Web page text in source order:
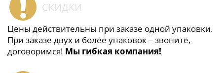
СКИДКИ
Цены действительны при заказе одной упаковки.
При заказе двух и более упаковок – звоните,
договоримся! Мы гибкая компания!